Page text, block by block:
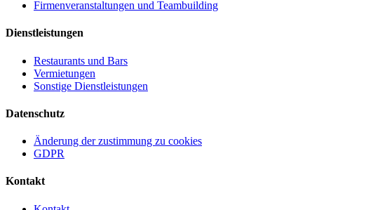
Firmenveranstaltungen und Teambuilding
Dienstleistungen
Restaurants und Bars
Vermietungen
Sonstige Dienstleistungen
Datenschutz
Änderung der zustimmung zu cookies
GDPR
Kontakt